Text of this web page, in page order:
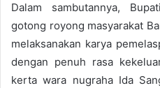
Dalam sambutannya,
gotong royong masyarakat
melaksanakan karya
dengan penuh rasa
kerta wara nugraha Ida